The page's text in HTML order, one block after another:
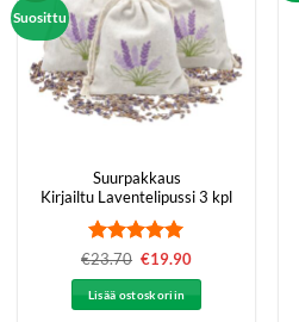
Suosittu
Suurpakkaus
Kirjailtu Laventelipussi 3 kpl
Arvostelu
tuotteesta:5
/ 5
€23.70 Alkuperäinen
oli:
€23.70.
€19.90Nykyinen
on:
Lisää ostoskoriin